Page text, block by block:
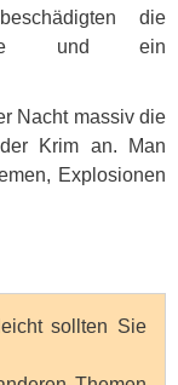
die
und ein
Nacht massiv die
Krim an. Man
Explosionen
sollten Sie